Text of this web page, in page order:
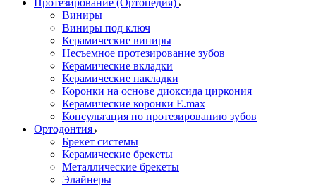
Протезирование (Ортопедия)
Виниры
Виниры под ключ
Керамические виниры
Несъемное протезирование зубов
Керамические вкладки
Керамические накладки
Коронки на основе диоксида циркония
Керамические коронки E.max
Консультация по протезированию зубов
Ортодонтия
Брекет системы
Керамические брекеты
Металлические брекеты
Элайнеры